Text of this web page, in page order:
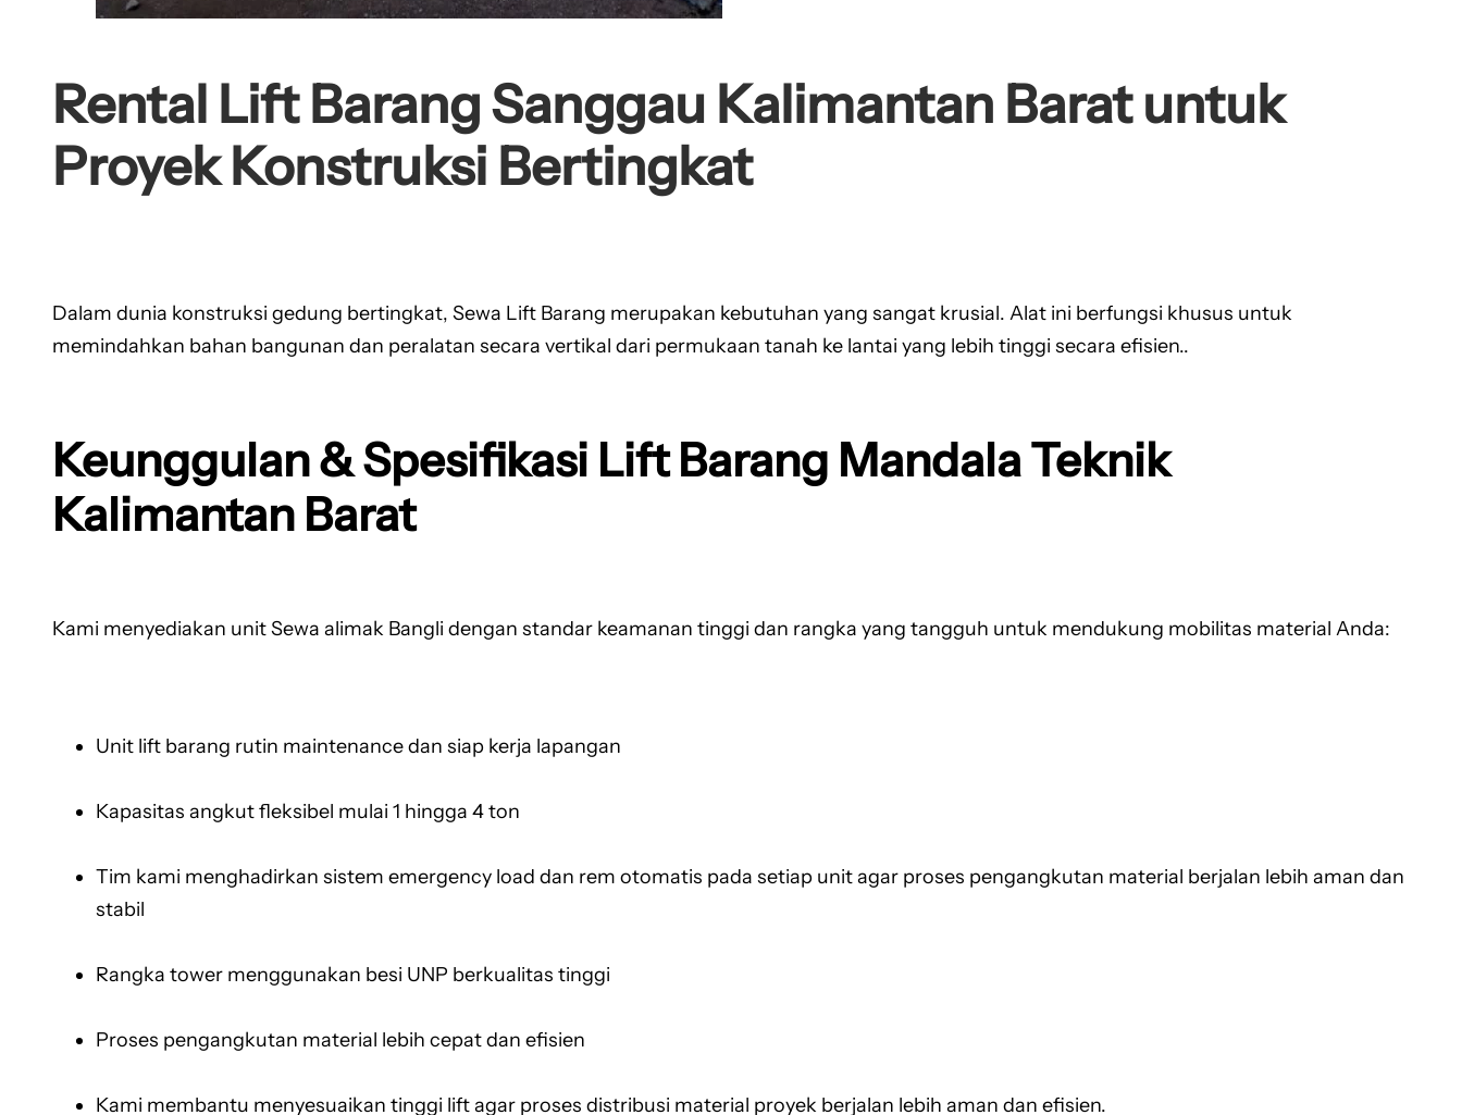
Rental Lift Barang Sanggau Kalimantan Barat untuk
Proyek Konstruksi Bertingkat
Dalam dunia konstruksi gedung bertingkat, Sewa Lift Barang merupakan kebutuhan yang sangat krusial. Alat ini berfungsi khusus untuk
memindahkan bahan bangunan dan peralatan secara vertikal dari permukaan tanah ke lantai yang lebih tinggi secara efisien..
Keunggulan & Spesifikasi Lift Barang Mandala Teknik
Kalimantan Barat
Kami menyediakan unit Sewa alimak Bangli dengan standar keamanan tinggi dan rangka yang tangguh untuk mendukung mobilitas material Anda:
Unit lift barang rutin maintenance dan siap kerja lapangan
Kapasitas angkut fleksibel mulai 1 hingga 4 ton
Tim kami menghadirkan sistem emergency load dan rem otomatis pada setiap unit agar proses pengangkutan material berjalan lebih aman dan
stabil
Rangka tower menggunakan besi UNP berkualitas tinggi
Proses pengangkutan material lebih cepat dan efisien
Kami membantu menyesuaikan tinggi lift agar proses distribusi material proyek berjalan lebih aman dan efisien.